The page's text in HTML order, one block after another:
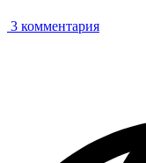
3 комментария